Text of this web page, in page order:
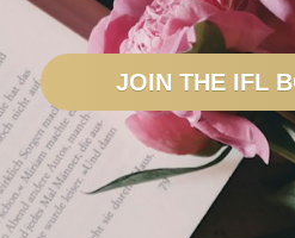
JOIN THE IFL